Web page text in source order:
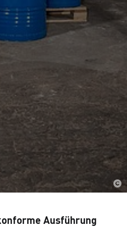
Ausführung